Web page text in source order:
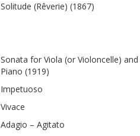
Solitude (Rêverie) (1867)
Sonata for Viola (or Violoncelle) and
Piano (1919)
Impetuoso
Vivace
Adagio – Agitato